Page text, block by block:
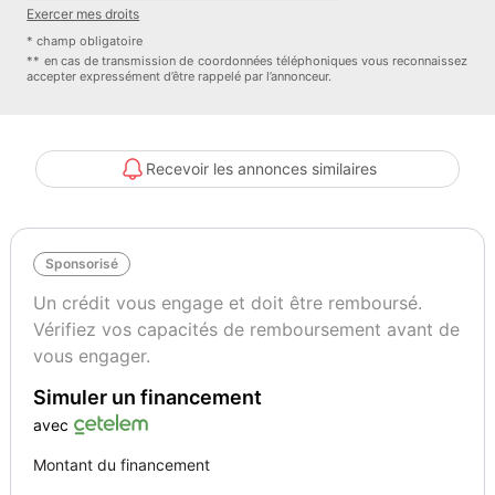
• Carburant : Électrique
• Autonomie WLTP : jusqu’à 316 km
• Nombre de propriétaires : 3
• Disponibilité : Immédiate
Livraison et rapatriement :
camion plateau en 15 jours ou avec chauffeur privé en 48 heures.
Exercer mes droits
* champ obligatoire
** en cas de transmission de coordonnées téléphoniques vous reconnaissez
accepter expressément d’être rappelé par l’annonceur.
Recevoir les annonces similaires
Sponsorisé
Un crédit vous engage et doit être remboursé.
Vérifiez vos capacités de remboursement avant de
vous engager.
Simuler un financement
avec
Montant du financement